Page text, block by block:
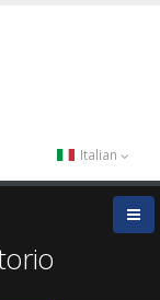
Italian